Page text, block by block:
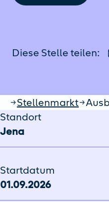
Diese Stelle teilen:
Startseite
Stellenmarkt
Standort
Jena
Startdatum
01.09.2026